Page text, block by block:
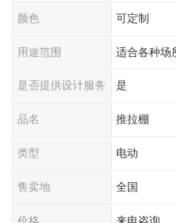
颜色 可定制
用途范围 适合各种场
是否提供设计服务 是
品名 推拉棚
类型 电动
售卖地 全国
价格 来电咨询